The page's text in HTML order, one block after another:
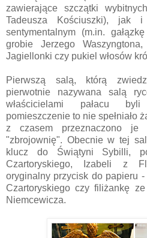
zawierające szczątki
Tadeusza Kościuszki), jak
sentymentalnym (m.in.
grobie Jerzego
Jagiellonki czy pukiel włosów
Pierwszą salą, którą
pierwotnie nazywana salą
właścicielami pałacu
pomieszczenie to nie spełniało
z czasem przeznaczono
"zbrojownię". Obecnie w tej
klucz do Świątyni Sybilli,
Czartoryskiego, Izabeli z
oryginalny przycisk do papieru
Czartoryskiego czy filiżankę
Niemcewicza.